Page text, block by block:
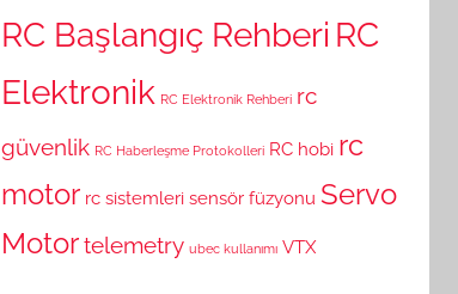
RC Başlangıç Rehberi RC
Elektronik RC Elektronik Rehberi rc
güvenlik RC Haberleşme Protokolleri RC hobi rc
motor rc sistemleri sensör füzyonu Servo
Motor telemetry ubec kullanımı VTX